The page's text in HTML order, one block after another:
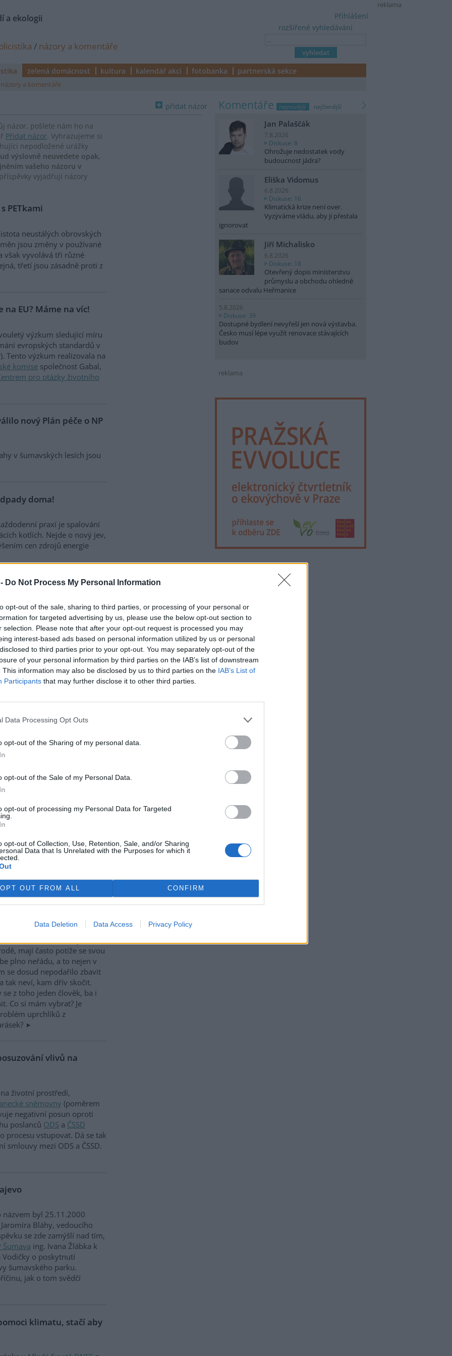
Do Not Process My Personal Information
opt-out of the sale, sharing to third parties, or processing of your personal or
for targeted advertising by us, please use the below opt-out section to
selection. Please note that after your opt-out request is processed you may
interest-based ads based on personal information utilized by us or personal
to third parties prior to your opt-out. You may separately opt-out of the
of your personal information by third parties on the IAB’s list of downstream
This information may also be disclosed by us to third parties on the IAB’s List of
Participants that may further disclose it to other third parties.
Data Processing Opt Outs
opt-out of the Sharing of my personal data.
opt-out of the Sale of my Personal Data.
opt-out of processing my Personal Data for Targeted
opt-out of Collection, Use, Retention, Sale, and/or Sharing
Data that Is Unrelated with the Purposes for which it
OPT OUT FROM ALL CONFIRM
Data Deletion Data Access Privacy Policy
reklama
a ekologii
/ názory a komentáře
rozšířené vyhledávání
Přihlášení
zelená domácnost kultura kalendář akcí fotobanka partnerská sekce
názory a komentáře
přidat názor
názor, pošlete nám ho na
Přidat názor. Vyhrazujeme si
nepodložené urážky
výslovně neuvedete opak,
vašeho názoru v
vyjadřují názory
PETkami
neustálých obrovských
jsou změny v používané
však vyvolává tři různé
třetí jsou zásadně proti z
EU? Máme na víc!
výzkum sledující míru
evropských standardů v
Tento výzkum realizovala na
komise společnost Gabal,
pro otázky životního
nový Plán péče o NP
v šumavských lesích jsou
doma!
praxí je spalování
kotlích. Nejde o nový jev,
cen zdrojů energie
televizi jadernou
je ve skutečnosti vztah
by se mohl velice osudově
o důležitých
ohrožení státu, popřípadě
katastrofách. Velice
obyvatelstva při poruchách
se mohl projevit třeba i v
jen část
však k těm
sdělování informací
životní prostředí: roste
okrajovost problematiky
politických subjektů a
ekonomického
připravenosti ČR na
EUv oblasti ochrany
tento projekt zpracovaly
Karlovy
1999 do prosince 2000.
vepřích a vánočních
kotlině a moravských
mají často potíže se svou
plno neřádu, a to nejen v
se dosud nepodařilo zbavit
tak neví, kam dřív skočit.
z toho jeden člověk, ba i
Co si mám vybrat? Je
uprchlíků z
vlivů na
životní prostředí,
sněmovny (poměrem
negativní posun oproti
poslanců ODS a ČSSD
procesu vstupovat. Dá se tak
smlouvy mezi ODS a ČSSD.
názvem byl 25.11.2000
Bláhy, vedoucího
se zde zamýšlí nad tím,
Šumava ing. Ivana Žlábka k
o poskytnutí
šumavského parku.
jak o tom svědčí
klimatu, stačí aby
komentáře nejnovější nejčtenější
Jan Palaščák
7.8.2026
Diskuse: 8
Ohrožuje nedostatek vody
budoucnost jádra?
Eliška Vidomus
6.8.2026
Diskuse: 16
Klimatická krize není over.
Vyzýváme vládu, aby ji přestala
ignorovat
Jiří Michalisko
6.8.2026
Diskuse: 18
Otevřený dopis ministerstvu
průmyslu a obchodu ohledně
sanace odvalu Heřmanice
5.8.2026
Diskuse: 39
Dostupné bydlení nevyřeší jen nová výstavba.
Česko musí lépe využít renovace stávajících
budov
reklama